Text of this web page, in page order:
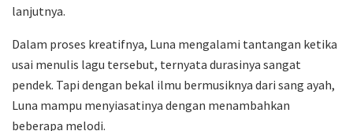
lanjutnya.
Dalam proses kreatifnya, Luna mengalami tantangan ketika
usai menulis lagu tersebut, ternyata durasinya sangat
pendek. Tapi dengan bekal ilmu bermusiknya dari sang ayah,
Luna mampu menyiasatinya dengan menambahkan
beberapa melodi.